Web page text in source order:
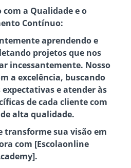
com a Qualidade e o
Contínuo:
aprendendo e
projetos que nos
incessantemente. Nosso
a excelência, buscando
e atender às
de cada cliente com
alta qualidade.
transforme sua visão em
com [Escolaonline